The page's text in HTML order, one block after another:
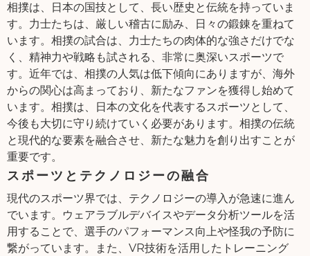
相撲は、日本の国技として、長い歴史と伝統を持っていま
す。力士たちは、厳しい稽古に励み、日々の鍛錬を重ねて
います。相撲の試合は、力士たちの肉体的な強さだけでな
く、精神力や戦略も試される、非常に奥深いスポーツで
す。近年では、相撲の人気は低下傾向にありますが、海外
からの関心は高まっており、新たなファンを獲得し始めて
います。相撲は、日本の文化を代表するスポーツとして、
今後も大切に守り続けていく必要があります。相撲の伝統
と現代的な要素を融合させ、新たな魅力を創り出すことが
重要です。
スポーツとテクノロジーの融合
現代のスポーツ界では、テクノロジーの導入が急速に進ん
でいます。ウェアラブルデバイスやデータ分析ツールを活
用することで、選手のパフォーマンス向上や怪我の予防に
繋がっています。また、VR技術を活用したトレーニング